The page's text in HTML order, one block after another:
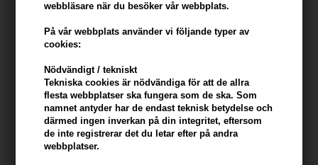
webbläsare när du besöker vår webbplats.
På vår webbplats använder vi följande typer av
cookies:
Nödvändigt / tekniskt
Tekniska cookies är nödvändiga för att de allra
flesta webbplatser ska fungera som de ska. Som
namnet antyder har de endast teknisk betydelse och
därmed ingen inverkan på din integritet, eftersom
de inte registrerar det du letar efter på andra
webbplatser.
American Crew Daily Cleansing Shampoo är ett schampo för daglig
användning för dig med fet hår och hårbotten.
Detta schampo är berikat med vitamin B5, som återfuktar håret. Det
silikonfria schampot är lämpligt för daglig användning. Schampot
tar bort överflödig olja och gör håret mer smidigt och mjukt.
American Crew Daily Cleansing Shampoo infunderas med Crews